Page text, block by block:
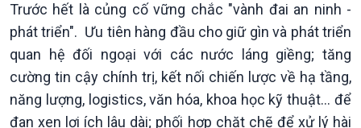
Trước hết là củng cố vững chắc "vành đai an ninh -
phát triển". Ưu tiên hàng đầu cho giữ gìn và phát triển
quan hệ đối ngoại với các nước láng giềng; tăng
cường tin cậy chính trị, kết nối chiến lược về hạ tầng,
năng lượng, logistics, văn hóa, khoa học kỹ thuật... để
đan xen lợi ích lâu dài; phối hợp chặt chẽ để xử lý hài